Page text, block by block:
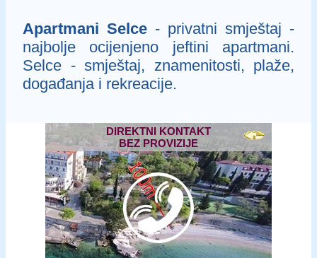
Apartmani Selce - privatni smještaj -
najbolje ocijenjeno jeftini apartmani.
Selce - smještaj, znamenitosti, plaže,
događanja i rekreacije.
DIREKTNI KONTAKT
BEZ PROVIZIJE